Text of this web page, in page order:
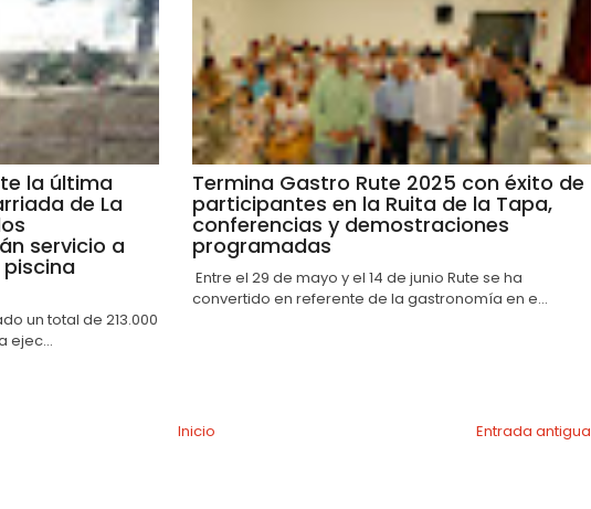
la última
de La
servicio a
un total de 213.000
ejec...
Termina Gastro Rute 2025 con éxito de
participantes en la Ruita de la Tapa,
conferencias y demostraciones
programadas
Entre el 29 de mayo y el 14 de junio Rute se ha
convertido en referente de la gastronomía en e...
Entrada antigua
Inicio